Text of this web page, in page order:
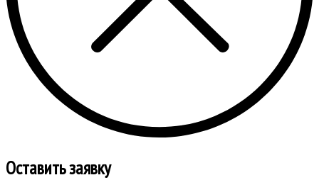
Оставить заявку